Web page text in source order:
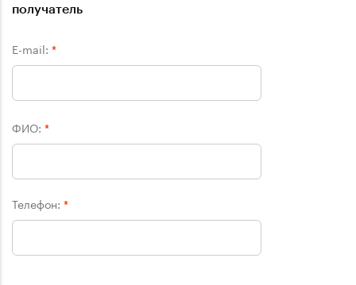
получатель
E-mail: *
ФИО: *
Телефон: *